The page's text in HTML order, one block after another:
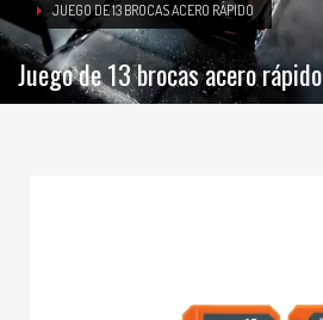
JUEGO DE 13 BROCAS ACERO RÁPIDO
Juego de 13 brocas acero rápido